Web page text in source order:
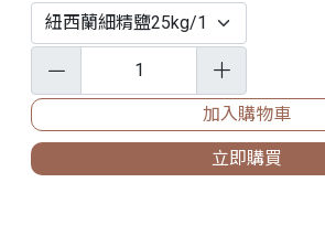
加入購物車
立即購買